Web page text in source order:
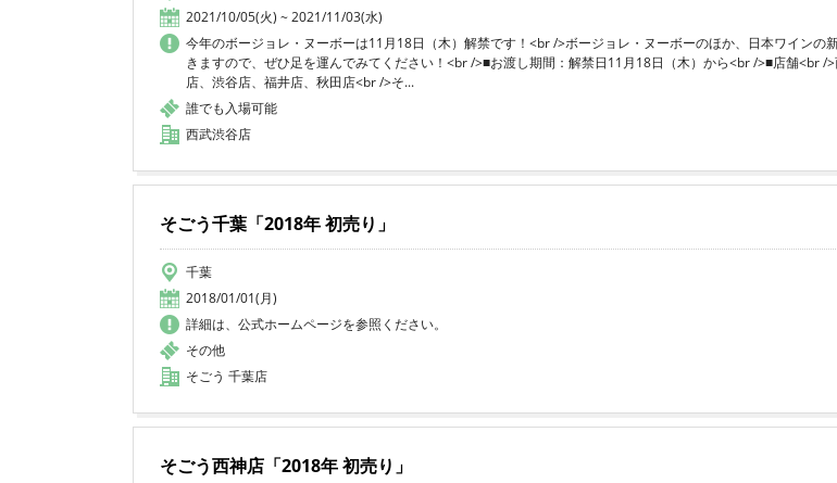
2021/10/05(火) ~ 2021/11/03(水)
今年のボージョレ・ヌーボーは11月18日（木）解禁です！<br />ボージョレ・ヌーボーのほか、日本ワインの
きますので、ぜひ足を運んでみてください！<br />■お渡し期間：解禁日11月18日（木）から<br />■店舗<br /
店、渋谷店、福井店、秋田店<br />そ...
誰でも入場可能
西武渋谷店
そごう千葉「2018年 初売り」
千葉
2018/01/01(月)
詳細は、公式ホームページを参照ください。
その他
そごう 千葉店
そごう西神店「2018年 初売り」